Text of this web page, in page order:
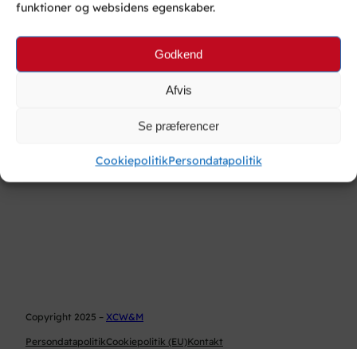
funktioner og websidens egenskaber.
Godkend
Afvis
Se præferencer
CookiepolitikPersondatapolitik
Del dette:
Copyright 2025 – XCW&M
PersondatapolitikCookiepolitik (EU)Kontakt